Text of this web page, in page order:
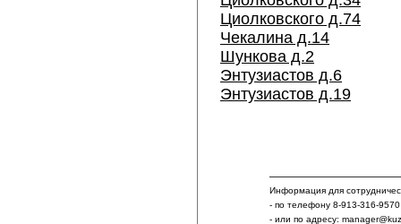
Циолковского д.74
Чекалина д.14
Шункова д.2
Энтузиастов д.6
Энтузиастов д.19
Информация для
- по телефону 8-913-316-9570
- или по адресу: